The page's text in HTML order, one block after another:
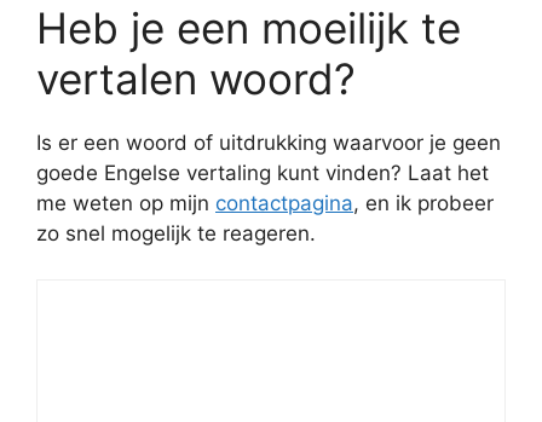
Heb je een moeilijk te
vertalen woord?
Is er een woord of uitdrukking waarvoor je geen
goede Engelse vertaling kunt vinden? Laat het
me weten op mijn contactpagina, en ik probeer
zo snel mogelijk te reageren.